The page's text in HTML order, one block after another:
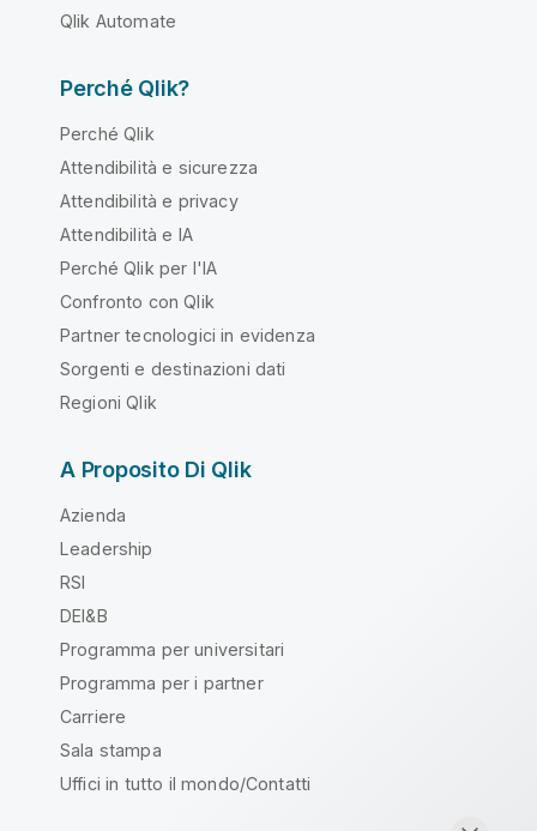
Qlik Automate
Perché Qlik?
Perché Qlik
Attendibilità e sicurezza
Attendibilità e privacy
Attendibilità e IA
Perché Qlik per l'IA
Confronto con Qlik
Partner tecnologici in evidenza
Sorgenti e destinazioni dati
Regioni Qlik
A Proposito Di Qlik
Azienda
Leadership
RSI
DEI&B
Programma per universitari
Programma per i partner
Carriere
Sala stampa
Uffici in tutto il mondo/Contatti